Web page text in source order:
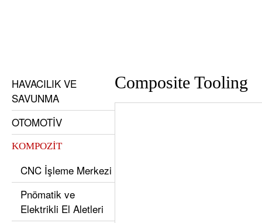
Composite Tooling
HAVACILIK VE
SAVUNMA
OTOMOTİV
KOMPOZİT
CNC İşleme Merkezi
Pnömatik ve
Elektrikli El Aletleri